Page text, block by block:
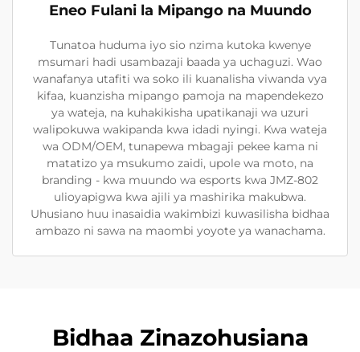
Eneo Fulani la Mipango na Muundo
Tunatoa huduma iyo sio nzima kutoka kwenye
msumari hadi usambazaji baada ya uchaguzi. Wao
wanafanya utafiti wa soko ili kuanalisha viwanda vya
kifaa, kuanzisha mipango pamoja na mapendekezo
ya wateja, na kuhakikisha upatikanaji wa uzuri
walipokuwa wakipanda kwa idadi nyingi. Kwa wateja
wa ODM/OEM, tunapewa mbagaji pekee kama ni
matatizo ya msukumo zaidi, upole wa moto, na
branding - kwa muundo wa esports kwa JMZ-802
ulioyapigwa kwa ajili ya mashirika makubwa.
Uhusiano huu inasaidia wakimbizi kuwasilisha bidhaa
ambazo ni sawa na maombi yoyote ya wanachama.
Bidhaa Zinazohusiana